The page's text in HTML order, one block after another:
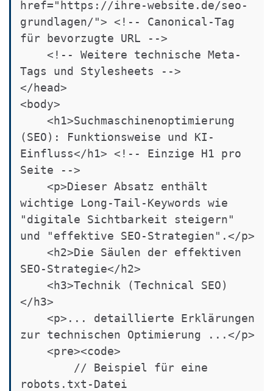
href="https://ihre-website.de/seo-
grundlagen/"> <!-- Canonical-Tag
für bevorzugte URL -->
Tags und Stylesheets -->
</head>
<body>
(SEO): Funktionsweise und KI-
Einfluss</h1> <!-- Einzige H1 pro
Seite -->
wichtige Long-Tail-Keywords wie
"digitale Sichtbarkeit steigern"
und "effektive SEO-Strategien".</p>
SEO-Strategie</h2>
</h3>
zur technischen Optimierung ...</p>
robots.txt-Datei